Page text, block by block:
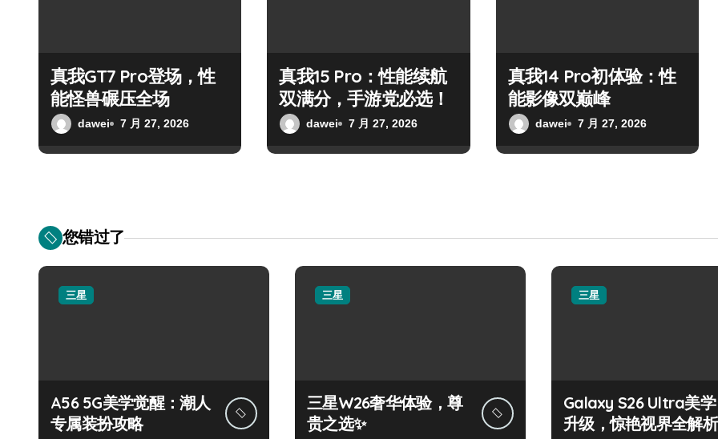
真我GT7 Pro登场，性
能怪兽碾压全场
dawei 7 月 27, 2026
真我15 Pro：性能续航
双满分，手游党必选！
dawei 7 月 27, 2026
真我14 Pro初体验：性
能影像双巅峰
dawei 7 月 27, 2026
您错过了
三星
A56 5G美学觉醒：潮人
专属装扮攻略
三星
三星W26奢华体验，尊
贵之选✨
三星
Galaxy S26 Ultra美学
升级，惊艳视界全解析